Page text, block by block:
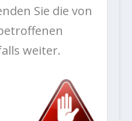
Sie die von
weiter.